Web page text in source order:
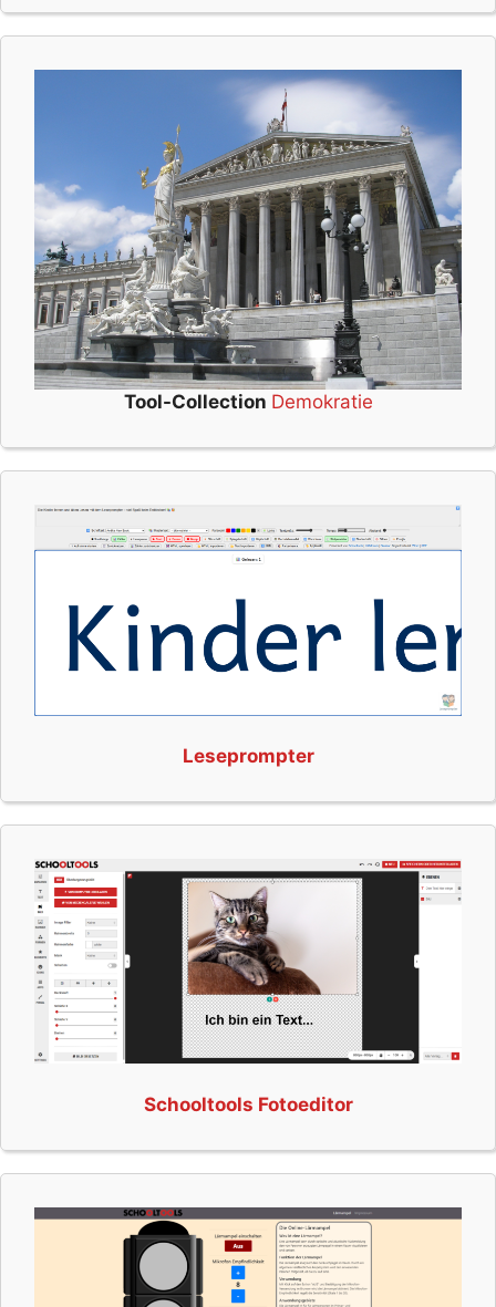
Tool-Collection Demokratie
Leseprompter
Schooltools Fotoeditor